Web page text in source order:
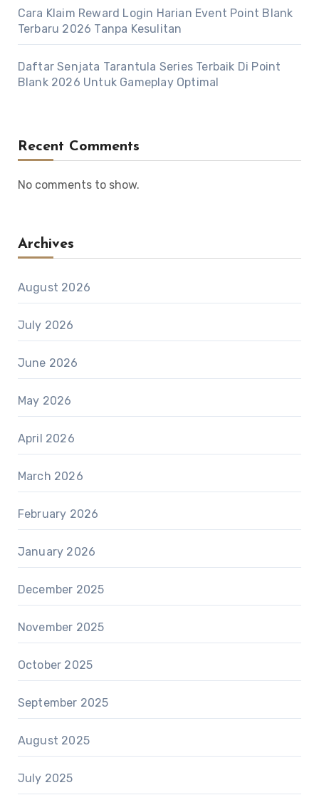
Cara Klaim Reward Login Harian Event Point Blank
Terbaru 2026 Tanpa Kesulitan
Daftar Senjata Tarantula Series Terbaik Di Point
Blank 2026 Untuk Gameplay Optimal
Recent Comments
No comments to show.
Archives
August 2026
July 2026
June 2026
May 2026
April 2026
March 2026
February 2026
January 2026
December 2025
November 2025
October 2025
September 2025
August 2025
July 2025